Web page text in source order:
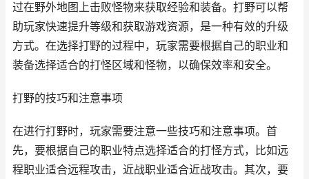
过在野外地图上击败怪物来获取经验和装备。打野可以帮
助玩家快速提升等级和获取游戏资源，是一种有效的升级
方式。在选择打野的过程中，玩家需要根据自己的职业和
装备选择适合的打怪区域和怪物，以确保效率和安全。
打野的技巧和注意事项
在进行打野时，玩家需要注意一些技巧和注意事项。首
先，要根据自己的职业特点选择适合的打怪方式，比如远
程职业适合远程攻击，近战职业适合近战攻击。其次，要